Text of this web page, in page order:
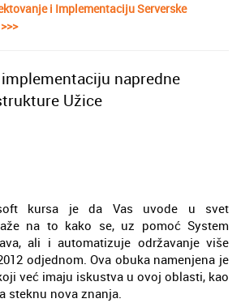
i Implementaciju Serverske
napredne
Užice
kursa je da Vas uvode u svet
na to kako se, uz pomoć System
ali i automatizuje održavanje više
odjednom. Ova obuka namenjena je
već imaju iskustva u ovoj oblasti, kao
steknu nova znanja.